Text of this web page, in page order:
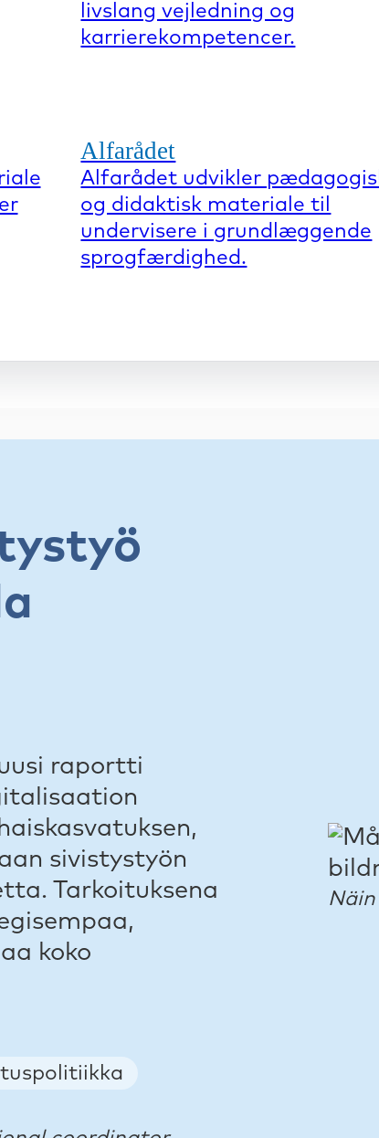
livslang vejledning og
karrierekompetencer.
Alfarådet
Alfarådet udvikler
og didaktisk materiale til
undervisere i grundlæggende
sprogfærdighed.
raportti
sivistystyön
Tarkoituksena
koko